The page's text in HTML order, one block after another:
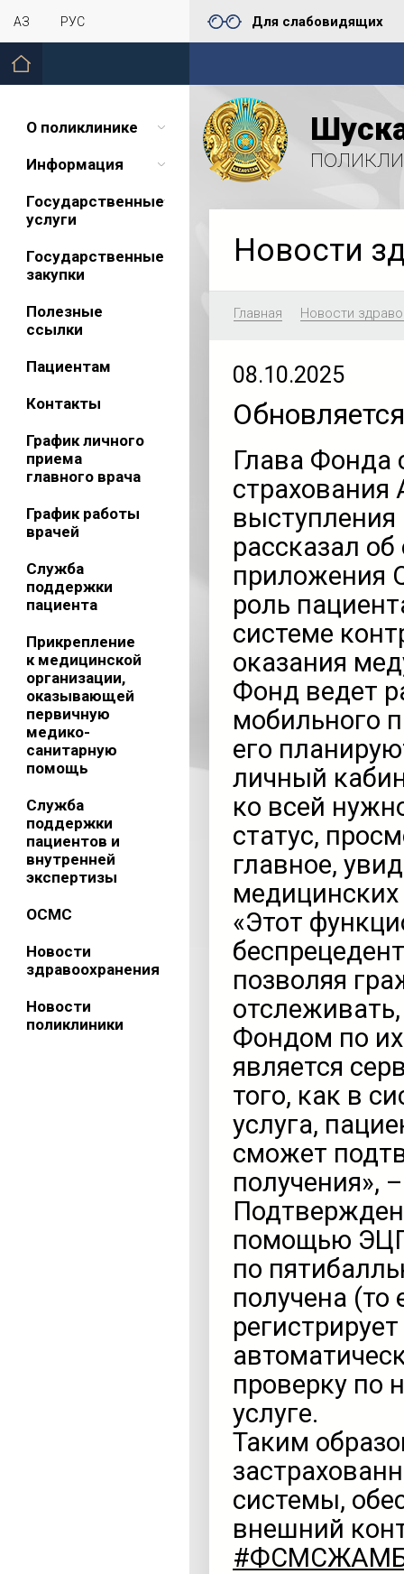
ҚАЗ РУС Для слабовидящих
О поликлинике
Информация
Государственные
услуги
Государственные
закупки
Полезные
ссылки
Пациентам
Контакты
График личного
приема
главного врача
График работы
врачей
Служба
поддержки
пациента
Прикрепление
к медицинской
организации,
оказывающей
первичную
медико-
санитарную
помощь
Служба
поддержки
пациентов и
внутренней
экспертизы
ОСМС
Новости
здравоохранения
Новости
поликлиники
Новости
Главная Новости
08.10.2025
Глава Фонда
выступления
рассказал
приложения
роль
системе
оказания
Фонд ведет
мобильного
его
личный
ко всей
статус,
главное,
медицинских
«Этот
позволяя
Фондом по
является
того, как в
услуга,
сможет
получения»,
помощью
по
получена (то
проверку по
услуге.
Таким
системы,
внешний